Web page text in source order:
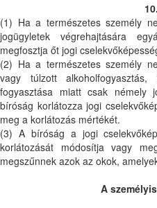
(1) Ha a természetes személy
jogügyletek végrehajtására
megfosztja őt jogi
(2) Ha a természetes személy
vagy túlzott
fogyasztása miatt csak némely
bíróság korlátozza jogi
meg a korlátozás mértékét.
(3) A bíróság a jogi
korlátozását módosítja vagy
megszűnnek azok az okok,
A